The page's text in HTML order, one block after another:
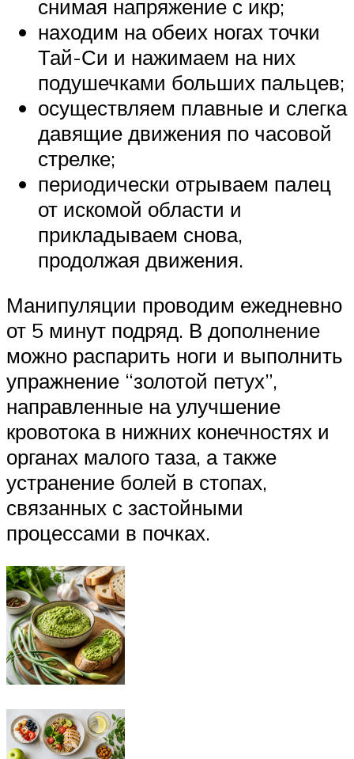
снимая напряжение с икр;
находим на обеих ногах точки
Тай-Си и нажимаем на них
подушечками больших пальцев;
осуществляем плавные и слегка
давящие движения по часовой
стрелке;
периодически отрываем палец
от искомой области и
прикладываем снова,
продолжая движения.
Манипуляции проводим ежедневно
от 5 минут подряд. В дополнение
можно распарить ноги и выполнить
упражнение “золотой петух”,
направленные на улучшение
кровотока в нижних конечностях и
органах малого таза, а также
устранение болей в стопах,
связанных с застойными
процессами в почках.